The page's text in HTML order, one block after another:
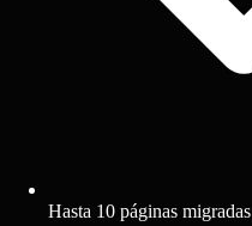
Hasta 10 páginas migradas